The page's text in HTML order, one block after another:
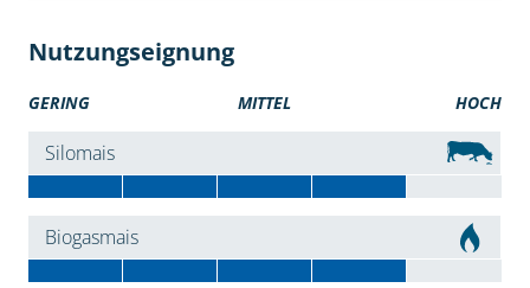
Nutzungseignung
GERING MITTEL HOCH
Silomais
Biogasmais